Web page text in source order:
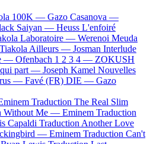
100K — Gazo Casanova —
Saiyan — Heuss L'enfoiré
Laboratoire — Werenoi Meuda
Ailleurs — Josman Interlude
— Ofenbach 1 2 3 4 — ZOKUSH
part — Joseph Kamel Nouvelles
— Favé (FR) DIE — Gazo
Traduction The Real Slim
Without Me — Eminem Traduction
Capaldi Traduction Another Love
— Eminem Traduction Can't